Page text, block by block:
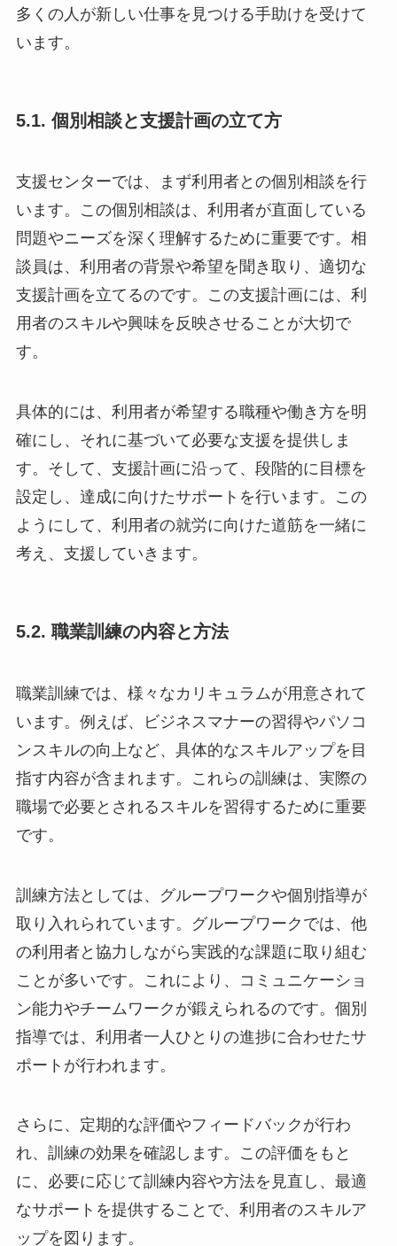
多くの人が新しい仕事を見つける手助けを受けて
います。
5.1. 個別相談と支援計画の立て方
支援センターでは、まず利用者との個別相談を行
います。この個別相談は、利用者が直面している
問題やニーズを深く理解するために重要です。相
談員は、利用者の背景や希望を聞き取り、適切な
支援計画を立てるのです。この支援計画には、利
用者のスキルや興味を反映させることが大切で
す。
具体的には、利用者が希望する職種や働き方を明
確にし、それに基づいて必要な支援を提供しま
す。そして、支援計画に沿って、段階的に目標を
設定し、達成に向けたサポートを行います。この
ようにして、利用者の就労に向けた道筋を一緒に
考え、支援していきます。
5.2. 職業訓練の内容と方法
職業訓練では、様々なカリキュラムが用意されて
います。例えば、ビジネスマナーの習得やパソコ
ンスキルの向上など、具体的なスキルアップを目
指す内容が含まれます。これらの訓練は、実際の
職場で必要とされるスキルを習得するために重要
です。
訓練方法としては、グループワークや個別指導が
取り入れられています。グループワークでは、他
の利用者と協力しながら実践的な課題に取り組む
ことが多いです。これにより、コミュニケーショ
ン能力やチームワークが鍛えられるのです。個別
指導では、利用者一人ひとりの進捗に合わせたサ
ポートが行われます。
さらに、定期的な評価やフィードバックが行わ
れ、訓練の効果を確認します。この評価をもと
に、必要に応じて訓練内容や方法を見直し、最適
なサポートを提供することで、利用者のスキルア
ップを図ります。